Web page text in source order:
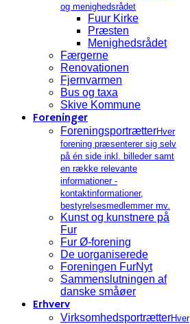
og menighedsrådet
Fuur Kirke
Præsten
Menighedsrådet
Færgerne
Renovationen
Fjernvarmen
Bus og taxa
Skive Kommune
Foreninger
ForeningsportrætterHver
forening præsenterer sig selv
på én side inkl. billeder samt
en række relevante
informationer -
kontaktinformationer,
bestyrelsesmedlemmer mv.
Kunst og kunstnere på
Fur
Fur Ø-forening
De uorganiserede
Foreningen FurNyt
Sammenslutningen af
danske småøer
Erhverv
VirksomhedsportrætterHver